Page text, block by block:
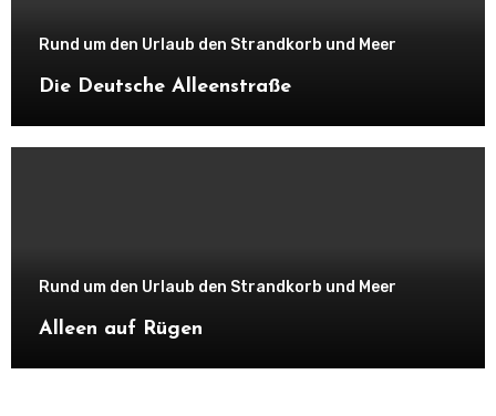
Rund um den Urlaub den Strandkorb und Meer
Die Deutsche Alleenstraße
Rund um den Urlaub den Strandkorb und Meer
Alleen auf Rügen